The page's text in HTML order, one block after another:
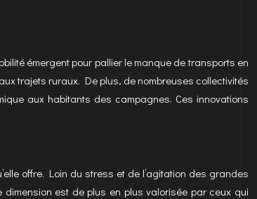
émergent pour pallier le manque de transports en
trajets ruraux. De plus, de nombreuses collectivités
aux habitants des campagnes. Ces innovations
offre. Loin du stress et de l’agitation des grandes
est de plus en plus valorisée par ceux qui